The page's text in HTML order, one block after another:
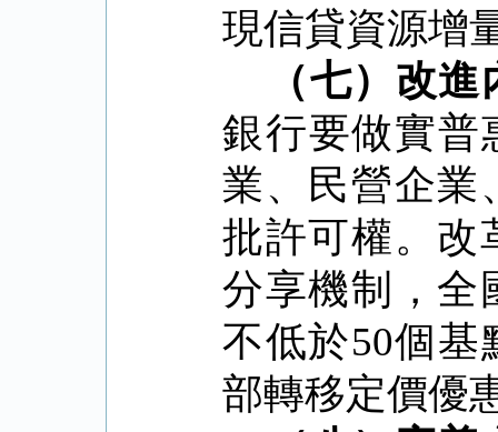
現信貸資源增
（七）改
銀行要做實普
業、民營企業
批許可權。改
分享機制，全
不低於50個基
部轉移定價優